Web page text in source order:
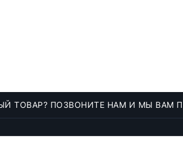
ТОВАР? ПОЗВОНИТЕ НАМ И МЫ ВАМ